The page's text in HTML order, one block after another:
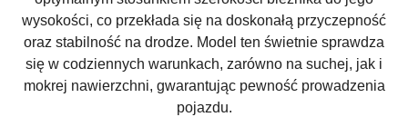
wysokości, co przekłada się na doskonałą przyczepność
oraz stabilność na drodze. Model ten świetnie sprawdza
się w codziennych warunkach, zarówno na suchej, jak i
mokrej nawierzchni, gwarantując pewność prowadzenia
pojazdu.